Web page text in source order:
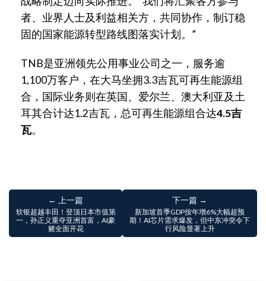
者、业界人士及利益相关方，共同协作，制订稳
固的国家能源转型路线图落实计划。”
TNB是亚洲领先公用事业公司之一，服务逾
1,100万客户，在大马坐拥3.3吉瓦可再生能源组
合，国际业务则在英国、爱尔兰、澳大利亚及土
耳其合计达1.2吉瓦，总可再生能源组合达4.5吉
瓦。
← 上一篇
软银超越丰田！登顶日本市值第
一，孙正义重夺亚洲首富，AI豪
赌全面开花
下一篇 →
新加坡首季GDP按年增6%大幅超预
期！AI芯片需求爆发，但中东冲突令下
行风险显著上升